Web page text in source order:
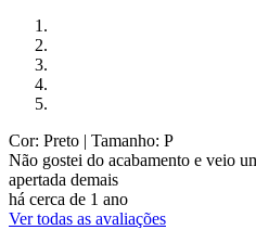
Cor: Preto | Tamanho: P
Não gostei do acabamento e veio
apertada demais
há cerca de 1 ano
Ver todas as avaliações